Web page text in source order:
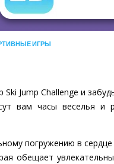
ИГРЫ
Jump Challenge и
вам часы веселья и
погружению в
обещает